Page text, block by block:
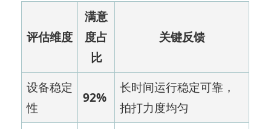
评估维度
满意
度占
比
关键反馈
设备稳定
性
92%
长时间运行稳定可靠，
拍打力度均匀